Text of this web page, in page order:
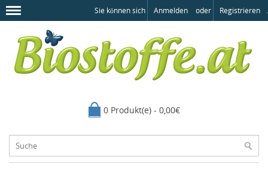
Sie können sich Anmelden oder Registrieren .
0 Produkt(e) - 0,00€